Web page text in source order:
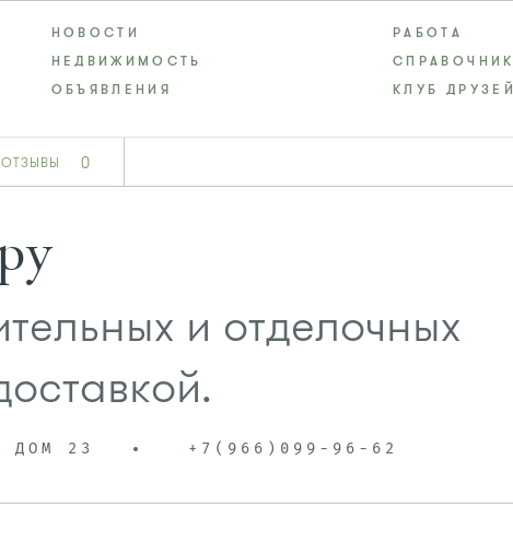
ОТЗЫВЫ 0
НОВОСТИ
РАБОТА
НЕДВИЖИМОСТЬ
СПРАВОЧНИК
ОБЪЯВЛЕНИЯ
КЛУБ ДРУЗЕЙ
и отделочных
ДОМ 23 +7(966)099-96-62